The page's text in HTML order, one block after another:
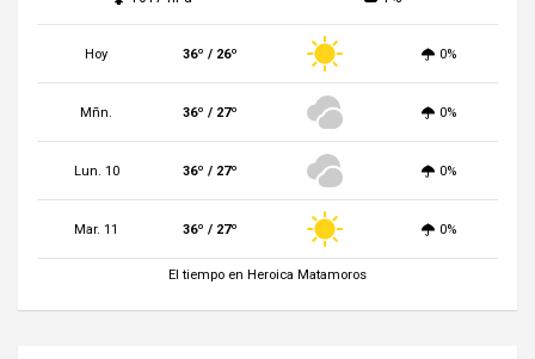
Hoy 36º / 26º 0%
Mñn. 36º / 27º 0%
Lun. 10 36º / 27º 0%
Mar. 11 36º / 27º 0%
El tiempo en Heroica Matamoros